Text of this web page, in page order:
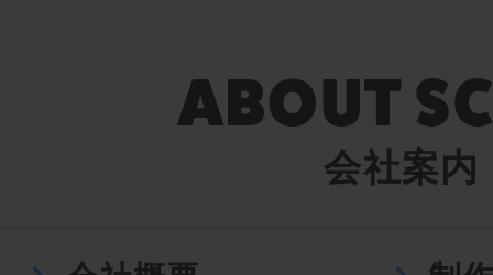
会社案内